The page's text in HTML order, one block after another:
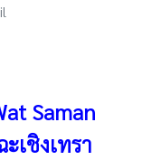
Saman
ะเชิงเทรา